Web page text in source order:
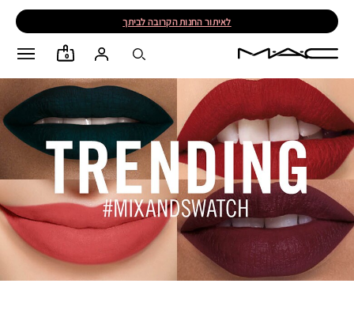
לאיתור החנות הקרובה לביתך
0